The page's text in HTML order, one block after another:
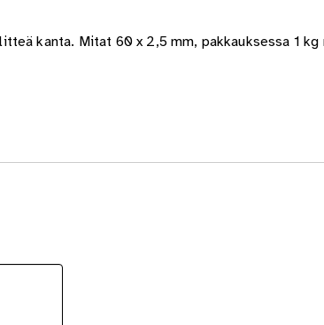
kanta. Mitat 60 x 2,5 mm, pakkauksessa 1 kg